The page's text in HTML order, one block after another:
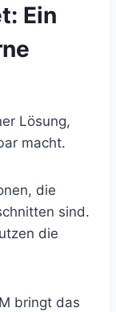
Ein
Lösung,
macht.
die
sind.
die
bringt das